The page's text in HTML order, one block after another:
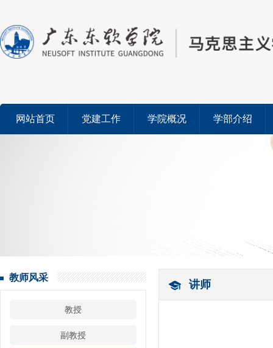
网站首页 党建工作 学院概况 学部介绍
教师风采
教授
副教授
讲师